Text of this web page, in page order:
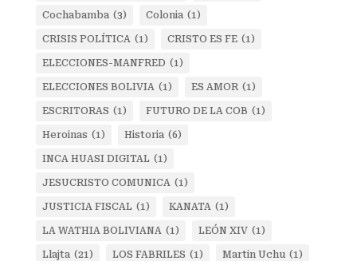
Cochabamba (3) Colonia (1)
CRISIS POLÍTICA (1) CRISTO ES FE (1)
ELECCIONES-MANFRED (1)
ELECCIONES BOLIVIA (1) ES AMOR (1)
ESCRITORAS (1) FUTURO DE LA COB (1)
Heroinas (1) Historia (6)
INCA HUASI DIGITAL (1)
JESUCRISTO COMUNICA (1)
JUSTICIA FISCAL (1) KANATA (1)
LA WATHIA BOLIVIANA (1) LEÓN XIV (1)
Llajta (21) LOS FABRILES (1) Martin Uchu (1)